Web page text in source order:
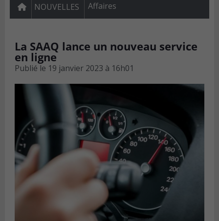
NOUVELLES Affaires
La SAAQ lance un nouveau service
en ligne
Publié le 19 janvier 2023 à 16h01